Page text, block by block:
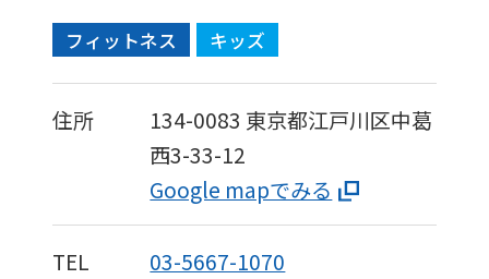
フィットネス キッズ
住所 134-0083 東京都江戸川区中葛
西3-33-12
Google mapでみる
TEL 03-5667-1070